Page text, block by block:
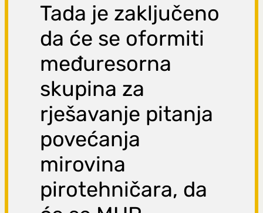
Tada je zaključeno
da će se oformiti
međuresorna
skupina za
rješavanje pitanja
povećanja
mirovina
pirotehničara, da